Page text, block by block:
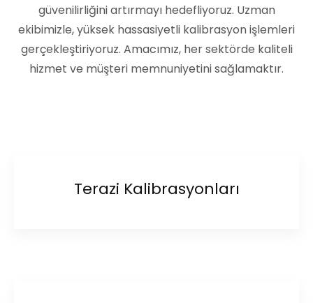
güvenilirliğini artırmayı hedefliyoruz. Uzman
ekibimizle, yüksek hassasiyetli kalibrasyon işlemleri
gerçekleştiriyoruz. Amacımız, her sektörde kaliteli
hizmet ve müşteri memnuniyetini sağlamaktır.
Terazi Kalibrasyonları